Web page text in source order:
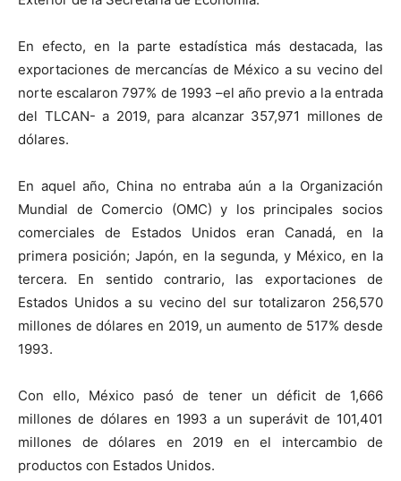
En efecto, en la parte estadística más destacada, las
exportaciones de mercancías de México a su vecino del
norte escalaron 797% de 1993 –el año previo a la entrada
del TLCAN- a 2019, para alcanzar 357,971 millones de
dólares.
En aquel año, China no entraba aún a la Organización
Mundial de Comercio (OMC) y los principales socios
comerciales de Estados Unidos eran Canadá, en la
primera posición; Japón, en la segunda, y México, en la
tercera. En sentido contrario, las exportaciones de
Estados Unidos a su vecino del sur totalizaron 256,570
millones de dólares en 2019, un aumento de 517% desde
1993.
Con ello, México pasó de tener un déficit de 1,666
millones de dólares en 1993 a un superávit de 101,401
millones de dólares en 2019 en el intercambio de
productos con Estados Unidos.